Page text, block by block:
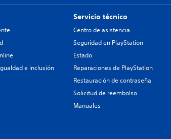
e inclusión
Servicio técnico
Centro de asistencia
Seguridad en PlayStation
Estado
Reparaciones de PlayStation
Restauración de contraseña
Solicitud de reembolso
Manuales